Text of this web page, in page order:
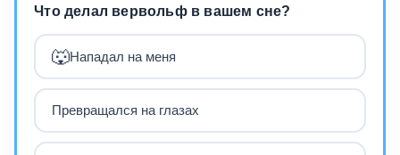
Что делал вервольф в вашем сне?
🐺Нападал на меня
Превращался на глазах